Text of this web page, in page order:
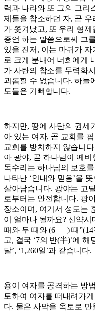
력과 나라와 또 그의 그리
제들을 참소하던 자, 곧
가 쫓겨났고, 또 우리 형제
증언 하는 말씀으로써 그
있을 진저, 이는 마귀가
로 크게 분내어 너희에게
가 사탄의 참소를 무력화
괴롭힐 수 없습니다. 하늘
도들은 기뻐합니다.
하지만, 땅에 사탄의 권세
아 있는 여자, 곧 교회를
교회를 방치하지 않습니
아 광야, 곧 하나님이 예
독수리는 하나님의 보호
나타난 ‘인내와 믿음’을
살아남습니다. 광야는 고
로부터는 안전합니다. 광
장소이며, 여기서 성도는
이 얼마나 될까요? 신약
때와 두 때와 (6___) 때
고, 결국 ‘7의 반(半)’에 해
달’, ‘1,260일’과 같습니다.
용이 여자를 공격하는 방
토하여 여자를 떠내려가
다. 물은 사막을 옥토로